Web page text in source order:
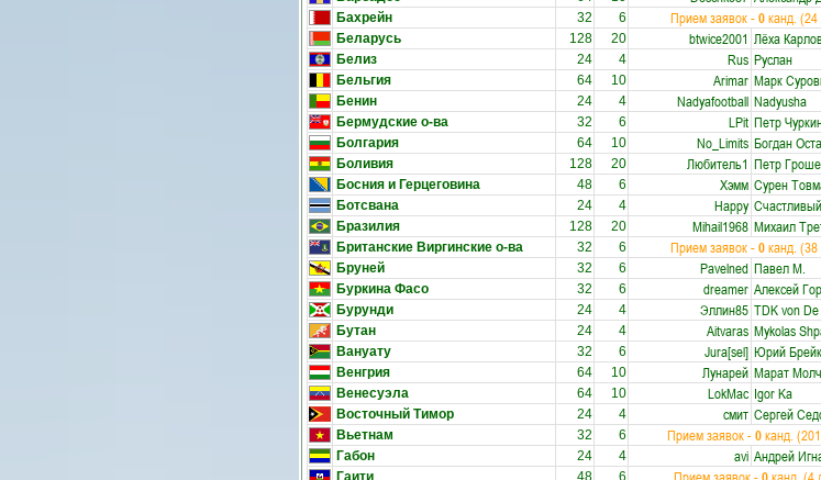
Бахрейн 32 6 Прием заявок -0канд.
Беларусь
128 20 btwice2001 Лёха
Белиз 24 4 Rus Руслан
Бельгия
64 10 Arimar Марк
Бенин 24 4 Nadyafootball Nadyusha
Бермудские о-ва 32 6 LPit Петр
Болгария 64 10 No_Limits Богдан
Боливия 128 20 Любитель1 Петр
Босния и Герцеговина 48 6 Хэмм Сурен
Ботсвана 24 4 Happy
Бразилия 128 20 Mihail1968 Михаил
Британские Виргинские о-ва 32 6 Прием заявок -0канд.
Бруней
32 6 Pаvelned Павел M.
Буркина Фасо
32 6 dreamer Алексей
Бурунди 24 4 Эллин85 TDK von De
Бутан 24 4 Aitvaras Mykolas
Вануату 32 6 Jura[sel] Юрий
Венгрия
64 10 Лунарей Марат
Венесуэла 64 10 LokMac Igor Ka
Восточный Тимор
24 4 смит Сергей
Вьетнам
32 6 Прием заявок -0канд.
Габон
24 4 avi Андрей
Гаити 48 6